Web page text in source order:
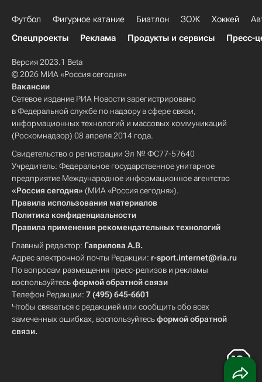
Футбол Фигурное катание Биатлон ЗОЖ Хоккей
Спецпроекты
Реклама Продукты и сервисы Пресс-
Версия 2023.1 Beta
© 2026 МИА «Россия сегодня»
Вакансии
Сетевое издание РИА Новости зарегистрировано
в Федеральной службе по надзору в сфере связи,
информационных технологий и массовых коммуникаций
(Роскомнадзор) 08 апреля 2014 года.
Свидетельство о регистрации Эл № ФС77-57640
Учредитель: Федеральное государственное унитарное
предприятие Международное информационное агентство
«Россия сегодня» (МИА «Россия сегодня»).
Правила использования материалов
Политика конфиденциальности
Правила применения рекомендательных технологий
Главный редактор: Гаврилова А.В.
Адрес электронной почты Редакции: r-sport.internet@ria.ru
По вопросам размещения пресс-релизов и рекламы
воспользуйтесьформой обратной связи
Телефон Редакции: 7 (495) 645-6601
Чтобы связаться с редакцией или сообщить обо всех
замеченных ошибках, воспользуйтесьформой обратной
связи.